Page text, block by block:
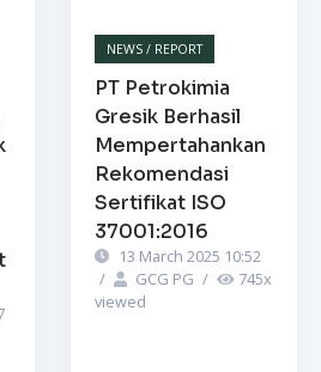
NEWS / REPORT
PT Petrokimia
Gresik Berhasil
Mempertahankan
Rekomendasi
Sertifikat ISO
37001:2016
13 March 2025 10:52
/
GCG PG / 745x
viewed